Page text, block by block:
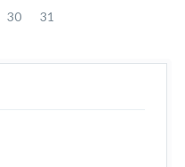
30 31